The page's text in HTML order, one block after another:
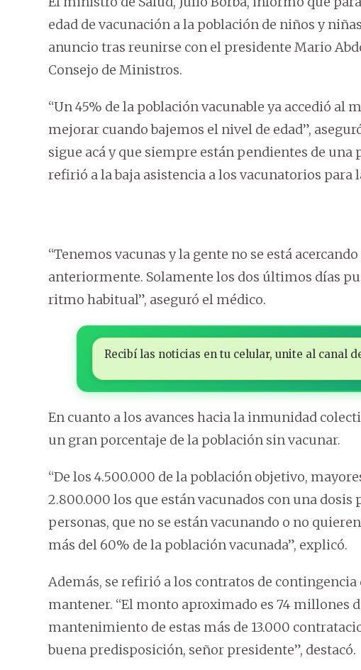
edad de vacunación a la población de niños y
anuncio tras reunirse con el presidente Mario
Consejo de Ministros.
“Un 45% de la población vacunable ya accedió al
mejorar cuando bajemos el nivel de edad”,
sigue acá y que siempre están pendientes de una
refirió a la baja asistencia a los vacunatorios para
“Tenemos vacunas y la gente no se está
anteriormente. Solamente los dos últimos días
ritmo habitual”, aseguró el médico.
Recibí las noticias en tu celular, unite al canal
En cuanto a los avances hacia la inmunidad
un gran porcentaje de la población sin vacunar.
“De los 4.500.000 de la población objetivo,
2.800.000 los que están vacunados con una
personas, que no se están vacunando o no
más del 60% de la población vacunada”, explicó.
Además, se refirió a los contratos de
mantener. “El monto aproximado es 74 millones
mantenimiento de estas más de 13.000
buena predisposición, señor presidente”, destacó.